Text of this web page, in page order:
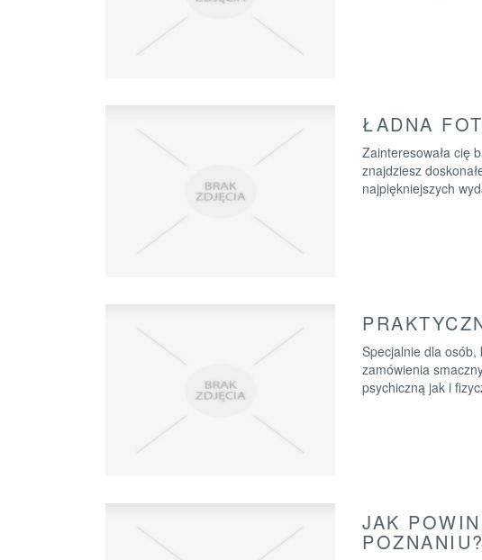
ŁADNA
Zainteresowała cię
znajdziesz
najpiękniejszych
Specjalnie dla
zamówienia
psychiczną jak i
JAK
POZNANIU?